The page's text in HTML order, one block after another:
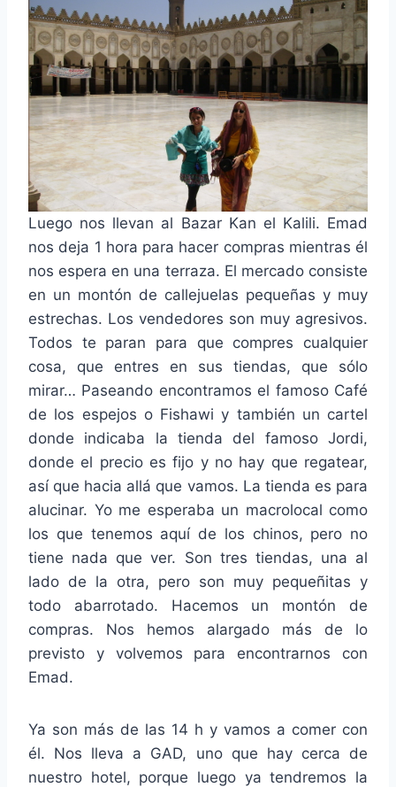
Luego nos llevan al Bazar Kan el Kalili. Emad
nos deja 1 hora para hacer compras mientras él
nos espera en una terraza. El mercado consiste
en un montón de callejuelas pequeñas y muy
estrechas. Los vendedores son muy agresivos.
Todos te paran para que compres cualquier
cosa, que entres en sus tiendas, que sólo
mirar… Paseando encontramos el famoso Café
de los espejos o Fishawi y también un cartel
donde indicaba la tienda del famoso Jordi,
donde el precio es fijo y no hay que regatear,
así que hacia allá que vamos. La tienda es para
alucinar. Yo me esperaba un macrolocal como
los que tenemos aquí de los chinos, pero no
tiene nada que ver. Son tres tiendas, una al
lado de la otra, pero son muy pequeñitas y
todo abarrotado. Hacemos un montón de
compras. Nos hemos alargado más de lo
previsto y volvemos para encontrarnos con
Emad.
Ya son más de las 14 h y vamos a comer con
él. Nos lleva a GAD, uno que hay cerca de
nuestro hotel, porque luego ya tendremos la